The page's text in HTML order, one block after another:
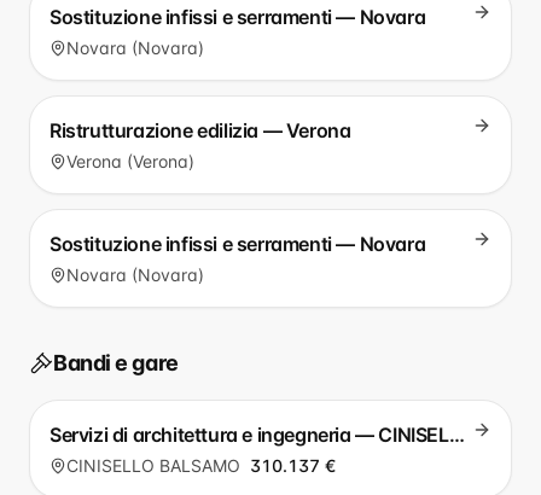
Sostituzione infissi e serramenti — Novara
Novara (Novara)
Ristrutturazione edilizia — Verona
Verona (Verona)
Sostituzione infissi e serramenti — Novara
Novara (Novara)
Bandi e gare
Servizi di architettura e ingegneria — CINISELLO BALSAMO
CINISELLO BALSAMO 310.137 €